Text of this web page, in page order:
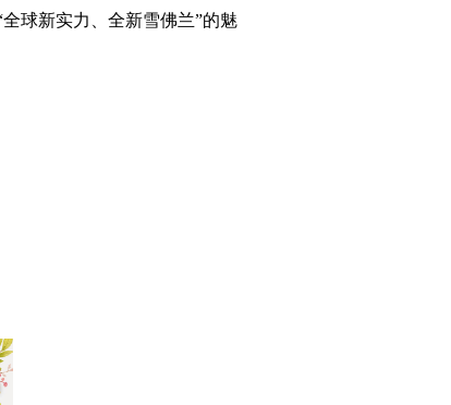
球新实力、全新雪佛兰”的魅